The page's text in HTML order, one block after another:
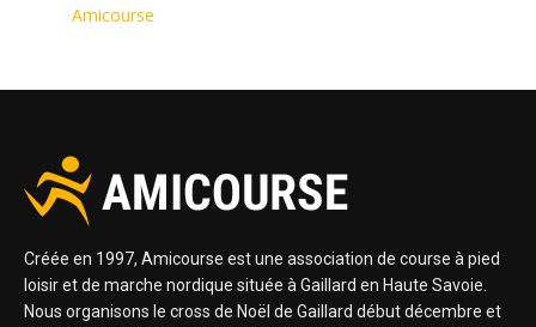
Amicourse
Créée en 1997, Amicourse est une association de course à pied
loisir et de marche nordique située à Gaillard en Haute Savoie.
Nous organisons le cross de Noël de Gaillard début décembre et